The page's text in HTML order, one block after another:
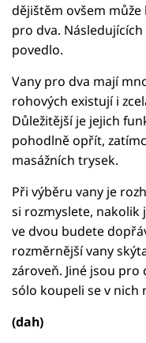
dějištěm ovšem
pro dva.
povedlo.
Vany pro dva mají
rohových existují i
Důležitější je jejich
pohodlně opřít,
masážních trysek.
Při výběru vany je
si rozmyslete, nakolik
ve dvou budete
rozměrnější vany
zároveň. Jiné jsou
sólo koupeli se v nich
(dah)